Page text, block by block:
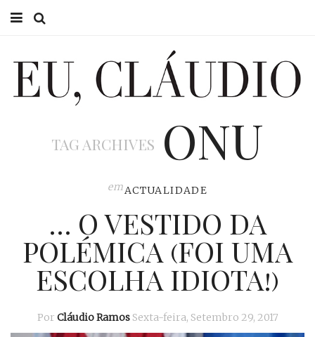
EU CLÁUDIO
EU NA TV
ACTUALIDADE
TAG ARCHIVES ONU
emACTUALIDADE
… O VESTIDO DA
POLÉMICA (FOI UMA
ESCOLHA IDIOTA!)
Por Cláudio Ramos Sexta-feira, Setembro 29, 2017